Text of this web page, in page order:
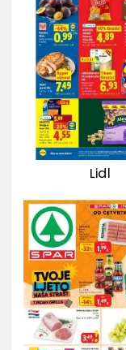
Lidl